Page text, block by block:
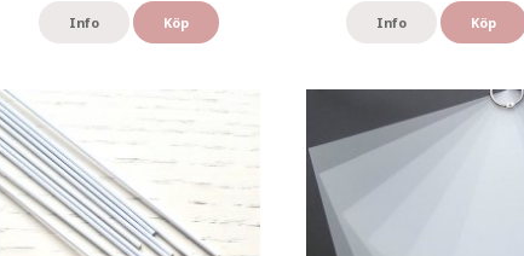
Info Köp Info Köp